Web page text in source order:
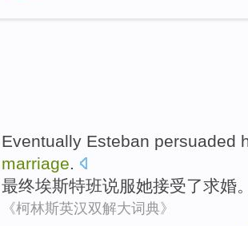
Eventually Esteban persuaded
marriage.
最终埃斯特班说服她接受了求婚
《柯林斯英汉双解大词典》